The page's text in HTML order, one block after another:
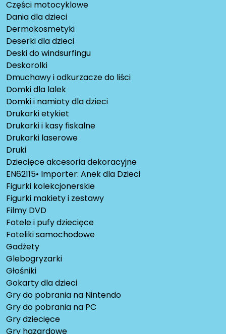
Części motocyklowe
Dania dla dzieci
Dermokosmetyki
Deserki dla dzieci
Deski do windsurfingu
Deskorolki
Dmuchawy i odkurzacze do liści
Domki dla lalek
Domki i namioty dla dzieci
Drukarki etykiet
Drukarki i kasy fiskalne
Drukarki laserowe
Druki
Dziecięce akcesoria dekoracyjne
EN62115• Importer: Anek dla Dzieci
Figurki kolekcjonerskie
Figurki makiety i zestawy
Filmy DVD
Fotele i pufy dziecięce
Foteliki samochodowe
Gadżety
Glebogryzarki
Głośniki
Gokarty dla dzieci
Gry do pobrania na Nintendo
Gry do pobrania na PC
Gry dziecięce
Gry hazardowe